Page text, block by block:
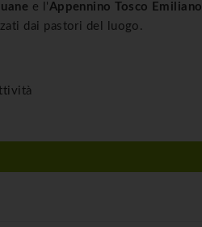
e l'Appennino Tosco Emiliano
dai pastori del luogo.